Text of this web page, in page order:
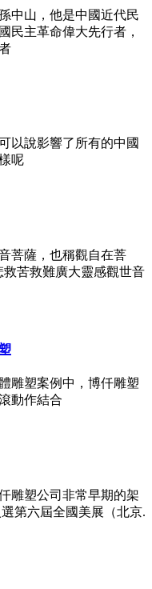
中山，他是中國近代民
民主革命偉大先行者，
以說影響了所有的中國
呢
菩薩，也稱觀自在菩
苦救難廣大靈感觀世音
雕塑案例中，博仟雕塑
動作結合
雕塑公司非常早期的架
第六屆全國美展（北京.